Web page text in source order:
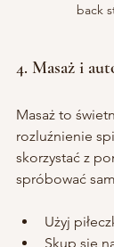
back
4. Masaż i
Masaż to
rozluźnienie
skorzystać z
spróbować
Użyj
Skup się